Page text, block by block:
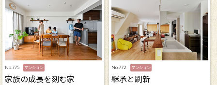
No.775 マンション
家族の成長を刻む家
No.772 マンション
継承と刷新